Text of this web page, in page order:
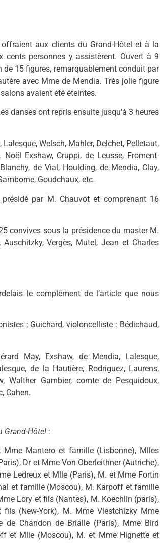
aux clients du Grand-Hôtel et à la
personnes y assistèrent. Ouvert à 9
15 figures, remarquablement conduit par
avec Mme de Mendia. Très jolie figure
avaient été éteintes.
danses ont repris ensuite jusqu’à 3 heures
Welsch, Mahler, Delchet, Pelletaut,
Exshaw, Cruppi, de Leusse, Froment-
de Vial, Houlding, de Mendia, Clay,
Goudchaux, etc.
par M. Chauvot et comprenant 16
convives sous la présidence du master M.
Vergès, Mutel, Jean et Charles
le complément de l’article que nous
; Guichard, violoncelliste : Bédichaud,
May, Exshaw, de Mendia, Lalesque,
de la Hautière, Rodriguez, Laurens,
Walther Gambier, comte de Pesquidoux,
Cahen.
Grand-Hôtel :
Mme Mantero et famille (Lisbonne), Mlles
Dr et Mme Von Oberleithner (Autriche),
Ledreux et Mlle (Paris), M. et Mme Fortin
et famille (Moscou), M. Karpoff et famille
Lory et fils (Nantes), M. Koechlin (paris),
(New-York), M. Mme Viestchizky Mme
de Chandon de Brialle (Paris), Mme Bird
et Mlle (Moscou), M. et Mme Hignette et